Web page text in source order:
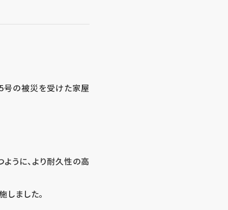
号の被災を受けた家屋
うに、より耐久性の高
ました。